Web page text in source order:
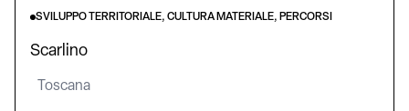
SVILUPPO TERRITORIALE, CULTURA MATERIALE, PERCORSI
Scarlino
Toscana